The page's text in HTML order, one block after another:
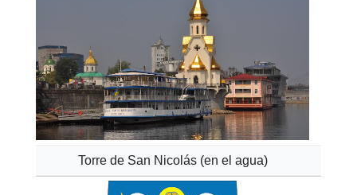
Torre de San Nicolás (en el agua)